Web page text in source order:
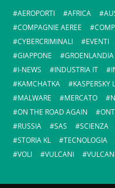
AEROPORTI
AFRICA
COMPAGNIE AEREE
CYBERCRIMINALI
EVENTI
GIAPPONE
GROENLANDIA
I-NEWS
INDUSTRIA IT
KAMCHATKA
KASPERSKY
MALWARE
MERCATO
ON THE ROAD AGAIN
RUSSIA
SAS SCIENZA
STORIA KL
TECNOLOGIA
VOLI
VULCANI